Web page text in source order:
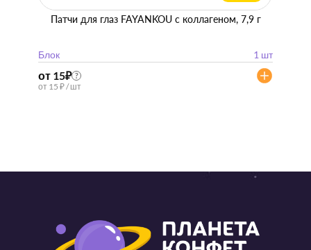
Патчи для глаз FAYANKOU с коллагеном, 7,9 г
Блок 1 шт
от 15₽ ?
от 15 ₽ / шт